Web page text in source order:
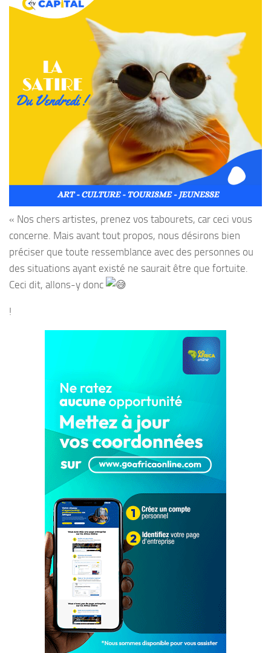
« Nos chers artistes, prenez vos tabourets, car ceci vous
concerne. Mais avant tout propos, nous désirons bien
préciser que toute ressemblance avec des personnes ou
des situations ayant existé ne saurait être que fortuite.
Ceci dit, allons-y donc
!